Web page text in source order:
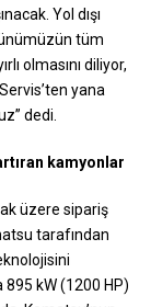
Yol dışı
tüm
olmasını diliyor,
yana
dedi.
kamyonlar
üzere sipariş
tarafından
895 kW (1200 HP)